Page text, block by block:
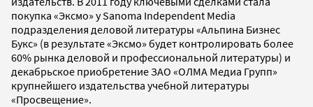
покупка «Эксмо» у Sanoma Independent Media
подразделения деловой литературы «Альпина Бизнес
Букс» (в результате «Эксмо» будет контролировать более
60% рынка деловой и профессиональной литературы) и
декабрьское приобретение ЗАО «ОЛМА Медиа Групп»
крупнейшего издательства учебной литературы
«Просвещение».